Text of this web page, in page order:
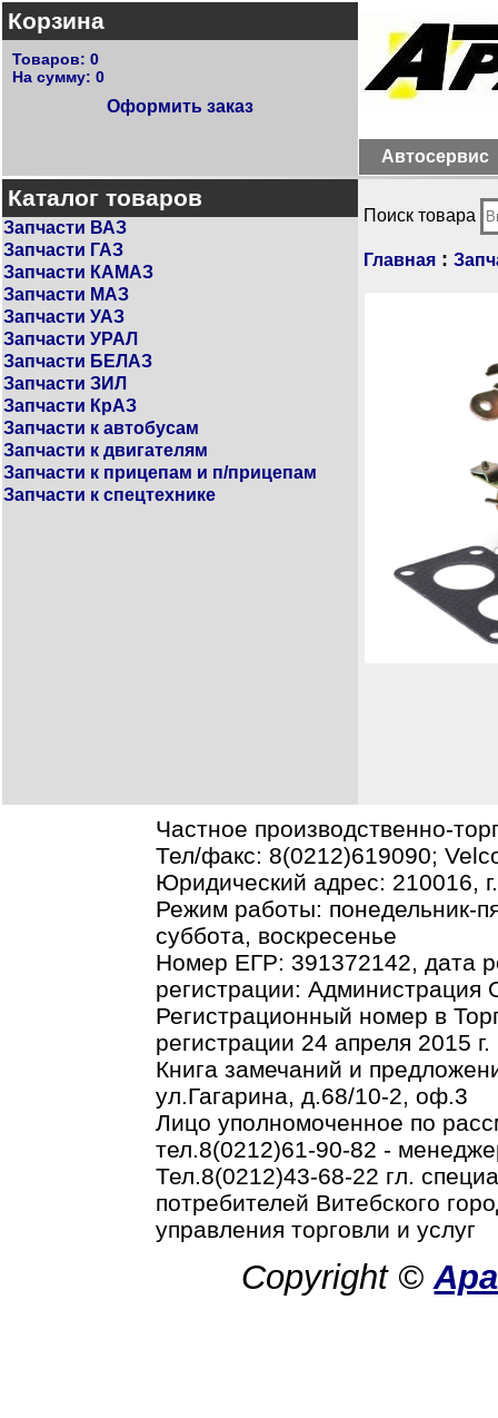
Корзина
Товаров: 0
На сумму: 0
Оформить заказ
Автосервис
Каталог товаров
Запчасти ВАЗ
Запчасти ГАЗ
Запчасти КАМАЗ
Запчасти МАЗ
Запчасти УАЗ
Запчасти УРАЛ
Запчасти БЕЛАЗ
Запчасти ЗИЛ
Запчасти КрАЗ
Запчасти к автобусам
Запчасти к двигателям
Запчасти к прицепам и п/прицепам
Запчасти к спецтехнике
Поиск товара
Главная :
Частное производственно-
Тел/факс: 8(0212)619090;
Юридический адрес: 210016,
Режим работы: понедельник-
суббота, воскресенье
Номер ЕГР: 391372142, дата
регистрации: Администрация
Регистрационный номер в
регистрации 24 апреля 2015 г.
Книга замечаний и
ул.Гагарина, д.68/10-2, оф.3
Лицо уполномоченное по
тел.8(0212)61-90-82 -
Тел.8(0212)43-68-22 гл.
потребителей Витебского
управления торговли и услуг
Copyright ©